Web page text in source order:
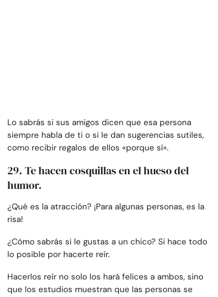
Lo sabrás si sus amigos dicen que esa persona
siempre habla de ti o si le dan sugerencias sutiles,
como recibir regalos de ellos «porque sí».
29. Te hacen cosquillas en el hueso del
humor.
¿Qué es la atracción? ¡Para algunas personas, es la
risa!
¿Cómo sabrás si le gustas a un chico? Si hace todo
lo posible por hacerte reír.
Hacerlos reír no solo los hará felices a ambos, sino
que los estudios muestran que las personas se